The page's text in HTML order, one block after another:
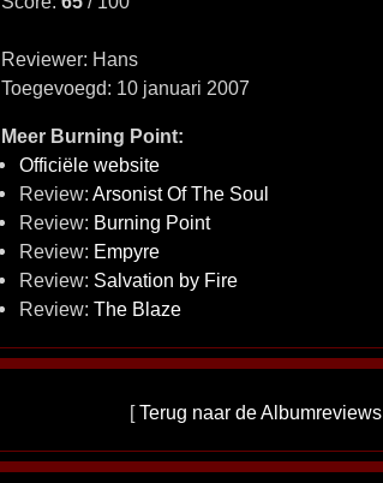
Reviewer: Hans
Toegevoegd: 10 januari 2007
Meer Burning Point:
Officiële website
Review: Arsonist Of The Soul
Review: Burning Point
Review: Empyre
Review: Salvation by Fire
Review: The Blaze
[Terug naar de Albumreviews